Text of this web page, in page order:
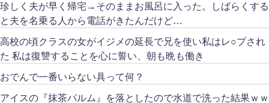
珍しく夫が早く帰宅→そのままお風呂に入った。しばらくする
と夫を名乗る人から電話がきたんだけど…
高校の頃クラスの女がイジメの延長で兄を使い私はレ○プされ
た 私は復讐することを心に誓い、朝も晩も働き
おでんで一番いらない具って何？
アイスの『抹茶パルム』を落としたので水道で洗った結果ｗｗ